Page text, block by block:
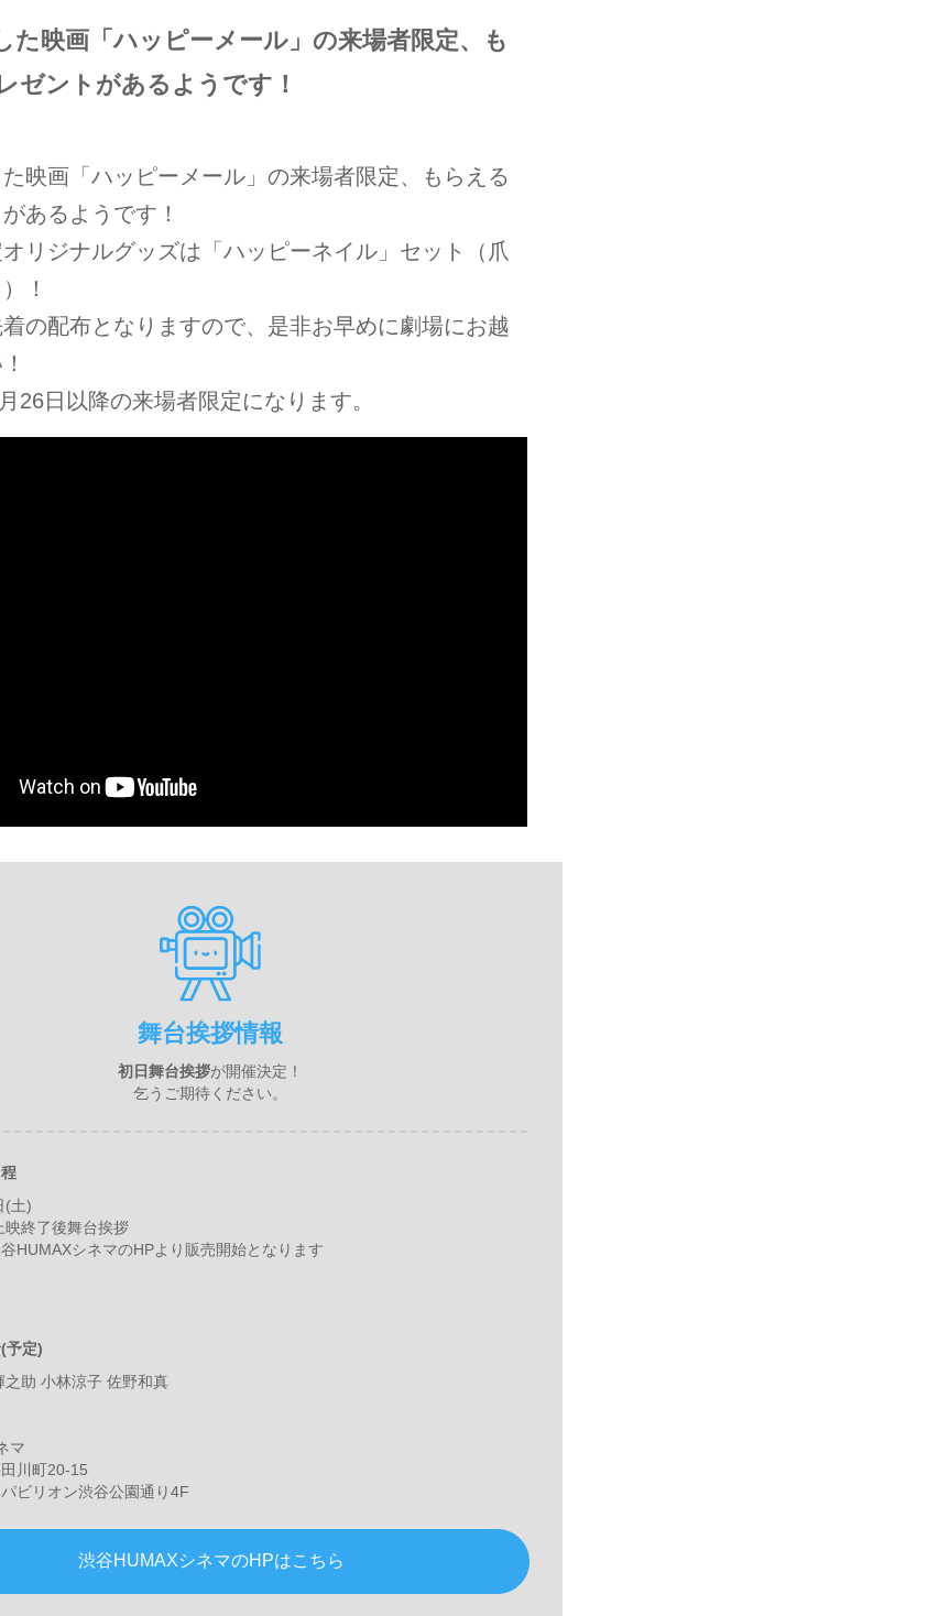
た映画「ハッピーメール」の来場者限定、も
ゼントがあるようです！
映画「ハッピーメール」の来場者限定、もらえる
あるようです！
リジナルグッズは「ハッピーネイル」セット（爪
！
の配布となりますので、是非お早めに劇場にお越
26日以降の来場者限定になります。
舞台挨拶情報
初日舞台挨拶が開催決定！
乞うご期待ください。
(土)
映終了後舞台挨拶
HUMAXシネマのHPより販売開始となります
予定)
之助 小林涼子 佐野和真
マ
川町20-15
ビリオン渋谷公園通り4F
渋谷HUMAXシネマのHPはこちら